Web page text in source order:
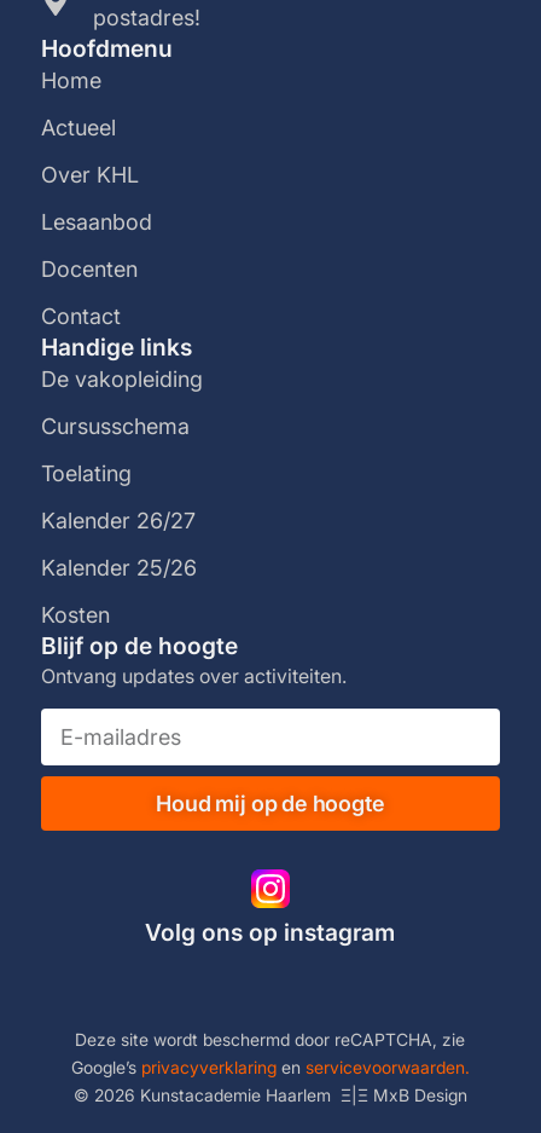
postadres!
Hoofdmenu
Home
Actueel
Over KHL
Lesaanbod
Docenten
Contact
Handige links
De vakopleiding
Cursusschema
Toelating
Kalender 26/27
Kalender 25/26
Kosten
Blijf op de hoogte
Ontvang updates over activiteiten.
Houd mij op de hoogte
Volg ons op instagram
Deze site wordt beschermd door reCAPTCHA, zie
Google’s privacyverklaringen servicevoorwaarden.
© 2026 Kunstacademie Haarlem Ξ|Ξ MxB Design